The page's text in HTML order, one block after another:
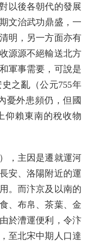
以後各朝代的發展
文治武功鼎盛，一
明，另一方面亦有
源源不絕輸送北方
軍事需要，可說是
之亂（公元755年
憂外患頻仍，但國
仰賴東南的稅收物
，主因是遷就運河
安、洛陽附近的運
。而汴京及以南的
、布帛、茶葉、金
於漕運便利，令汴
至北宋中期人口達